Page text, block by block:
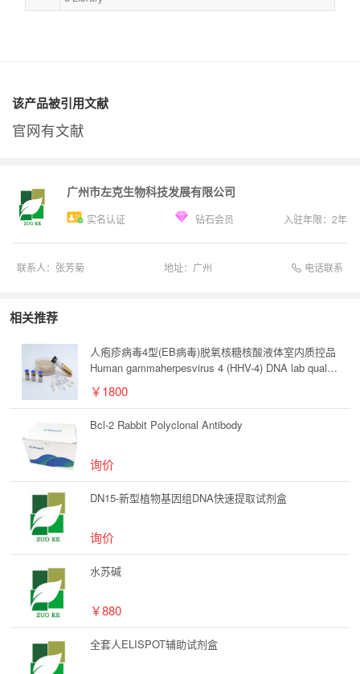
该产品被引用文献
官网有文献
广州市左克生物科技发展有限公司
实名认证 钻石会员 入驻年限： 2年
联系人： 张芳菊 地址： 广州 电话联系
相关推荐
人疱疹病毒4型(EB病毒)脱氧核糖核酸液体室内质控品
Human gammaherpesvirus 4 (HHV-4) DNA lab quality
￥1800
Bcl-2 Rabbit Polyclonal Antibody
询价
DN15-新型植物基因组DNA快速提取试剂盒
询价
水苏碱
￥880
全套人ELISPOT辅助试剂盒